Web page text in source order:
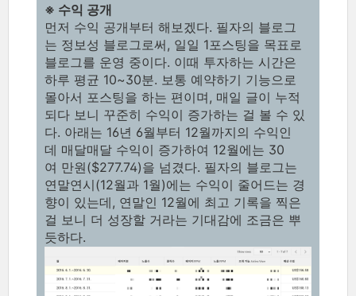
※ 수익 공개
먼저 수익 공개부터 해보겠다. 필자의 블로그
는 정보성 블로그로써, 일일 1포스팅을 목표로
블로그를 운영 중이다. 이때 투자하는 시간은
하루 평균 10~30분. 보통 예약하기 기능으로
몰아서 포스팅을 하는 편이며, 매일 글이 누적
되다 보니 꾸준히 수익이 증가하는 걸 볼 수 있
다. 아래는 16년 6월부터 12월까지의 수익인
데 매달매달 수익이 증가하여 12월에는 30
여 만원($277.74)을 넘겼다. 필자의 블로그는
연말연시(12월과 1월)에는 수익이 줄어드는 경
향이 있는데, 연말인 12월에 최고 기록을 찍은
걸 보니 더 성장할 거라는 기대감에 조금은 뿌
듯하다.